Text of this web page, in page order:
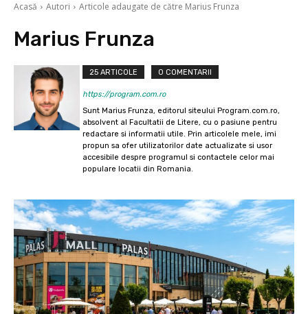
Acasă Autori Articole adaugate de către Marius Frunza
Marius Frunza
25 ARTICOLE 0 COMENTARII
https://program.com.ro
Sunt Marius Frunza, editorul siteului Program.com.ro,
absolvent al Facultatii de Litere, cu o pasiune pentru
redactare si informatii utile. Prin articolele mele, imi
propun sa ofer utilizatorilor date actualizate si usor
accesibile despre programul si contactele celor mai
populare locatii din Romania.